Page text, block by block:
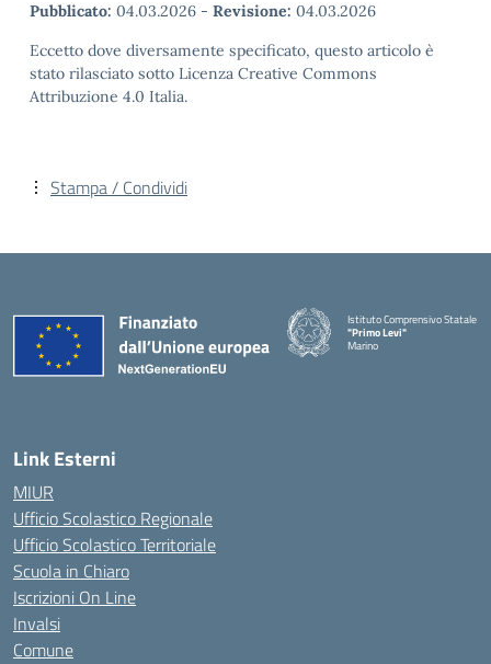
Pubblicato: 04.03.2026 - Revisione: 04.03.2026
Eccetto dove diversamente specificato, questo articolo è
stato rilasciato sotto Licenza Creative Commons
Attribuzione 4.0 Italia.
Stampa / Condividi
Istituto Comprensivo Statale
"Primo Levi"
Marino
Link Esterni
MIUR
Ufficio Scolastico Regionale
Ufficio Scolastico Territoriale
Scuola in Chiaro
Iscrizioni On Line
Invalsi
Comune